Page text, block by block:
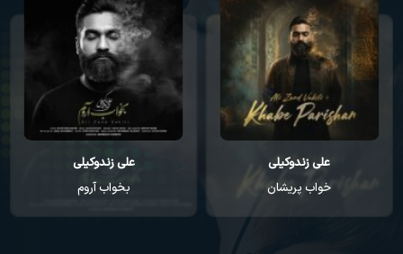
علی زندوکیلی
خواب پریشان
علی زندوکیلی
بخواب آروم